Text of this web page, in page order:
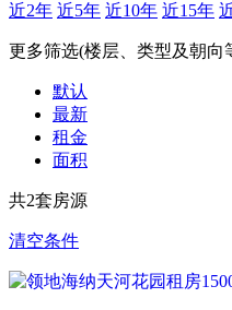
近2年 近5年 近10年 近15年
更多筛选(楼层、类型及朝向
默认
最新
租金
面积
共2套房源
清空条件